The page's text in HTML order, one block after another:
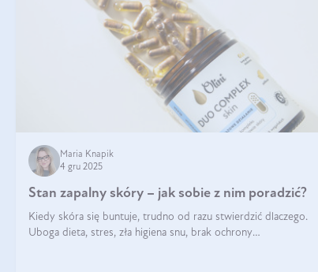
Maria Knapik
4 gru 2025
Stan zapalny skóry – jak sobie z nim poradzić?
Kiedy skóra się buntuje, trudno od razu stwierdzić dlaczego.
Uboga dieta, stres, zła higiena snu, brak ochrony